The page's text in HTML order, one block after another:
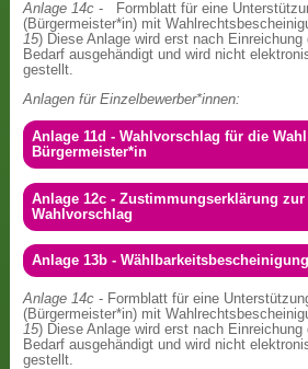
Anlage 14c - Formblatt für eine
(Bürgermeister*in) mit
15) Diese Anlage wird erst nach
Bedarf ausgehändigt und wird nicht
gestellt.
Anlagen für Einzelbewerber*innen:
Anlage 11d - Wahlvorschlag für die
Bürgermeister*in
Anlage 12c - Zustimmungserklärung
Wahlvorschlag
Anlage 13b - Wählbarkeitsbescheinigung
Anlage 14c - Formblatt für eine
(Bürgermeister*in) mit
15) Diese Anlage wird erst nach
Bedarf ausgehändigt und wird nicht
gestellt.